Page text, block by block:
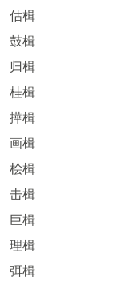
估楫
鼓楫
归楫
桂楫
撶楫
画楫
桧楫
击楫
巨楫
理楫
弭楫